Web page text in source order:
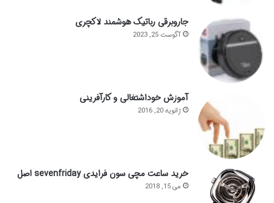
جاروبرقی رباتیک هوشمند لاکچری
آگوست 25, 2023
آموزش خوداشتغالی و کارآفرینی
ژانویه 20, 2016
خرید ساعت مچی سون فرایدی sevenfriday اصل
می 15, 2018